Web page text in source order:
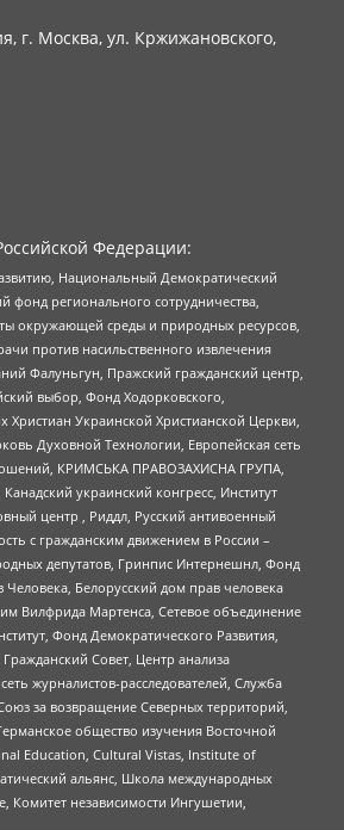
г. Москва, ул. Кржижановского,
Федерации:
Национальный Демократический
фонд регионального сотрудничества,
окружающей среды и природных ресурсов,
против насильственного извлечения
Фалуньгун, Пражский гражданский центр,
выбор, Фонд Ходорковского,
Украинской Христианской Церкви,
Духовной Технологии, Европейская сеть
КРИМСЬКА ПРАВОЗАХИСНА ГРУПА,
украинский конгресс, Институт
центр , Риддл, Русский антивоенный
с гражданским движением в России –
депутатов, Гринпис Интернешнл, Фонд
Белорусский дом прав человека
Вилфрида Мартенса, Сетевое объединение
Фонд Демократического Развития,
Совет, Центр анализа
журналистов-расследователей, Служба
за возвращение Северных территорий,
общество изучения Восточной
Education, Cultural Vistas, Institute of
альянс, Школа международных
независимости Ингушетии,